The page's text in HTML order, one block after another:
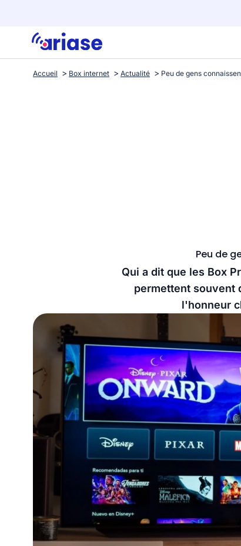
Accueil Box internet Actualité
Peu de
Qui a dit que les Box
permettent souvent
l'honneur